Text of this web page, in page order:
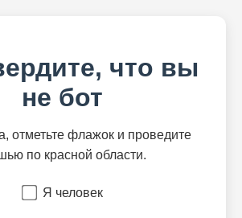
что вы
не бот
отметьте флажок и проведите
по красной области.
Я человек